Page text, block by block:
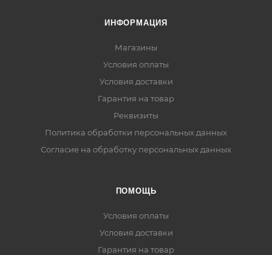
ИНФОРМАЦИЯ
Магазины
Условия оплаты
Условия доставки
Гарантия на товар
Реквизиты
Политика обработки персональных данных
Согласие на обработку персональных данных
ПОМОЩЬ
Условия оплаты
Условия доставки
Гарантия на товар